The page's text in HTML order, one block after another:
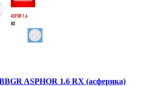
ASPHOR 1.6 RX (асферика)